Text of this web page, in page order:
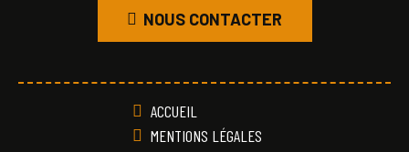
NOUS CONTACTER
ACCUEIL
MENTIONS LÉGALES